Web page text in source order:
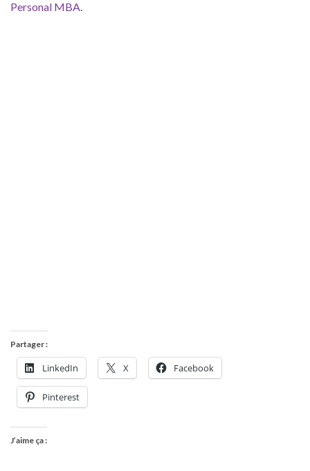
Personal MBA.
Partager :
LinkedIn X Facebook
Pinterest
J’aime ça :